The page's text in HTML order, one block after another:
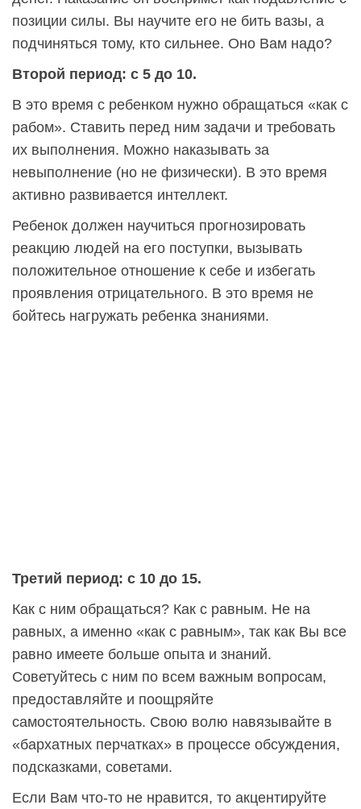
позиции силы. Вы научите его не бить вазы, а
подчиняться тому, кто сильнее. Оно Вам надо?
Второй период: с 5 до 10.
В это время с ребенком нужно обращаться «как с
рабом». Ставить перед ним задачи и требовать
их выполнения. Можно наказывать за
невыполнение (но не физически). В это время
активно развивается интеллект.
Ребенок должен научиться прогнозировать
реакцию людей на его поступки, вызывать
положительное отношение к себе и избегать
проявления отрицательного. В это время не
бойтесь нагружать ребенка знаниями.
Третий период: с 10 до 15.
Как с ним обращаться? Как с равным. Не на
равных, а именно «как с равным», так как Вы все
равно имеете больше опыта и знаний.
Советуйтесь с ним по всем важным вопросам,
предоставляйте и поощряйте
самостоятельность. Свою волю навязывайте в
«бархатных перчатках» в процессе обсуждения,
подсказками, советами.
Если Вам что-то не нравится, то акцентируйте